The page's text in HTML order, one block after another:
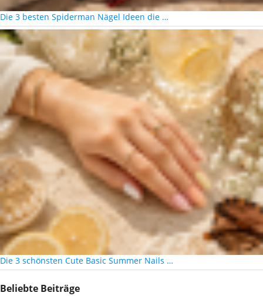
Die 3 besten Spiderman Nägel Ideen die …
Die 3 schönsten Cute Basic Summer Nails …
Beliebte Beiträge